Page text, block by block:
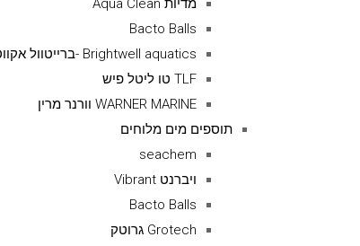
מדיות Aqua Clean
Bacto Balls
Brightwell aquatics -ברייטוול אקווטיקס
TLF טו ליטל פיש
WARNER MARINE וורנר מרין
תוספים מים מלוחים
seachem
ויברנט Vibrant
Bacto Balls
Grotech גרוטק